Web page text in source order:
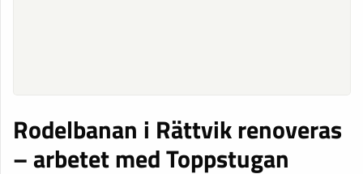
Rodelbanan i Rättvik renoveras
– arbetet med Toppstugan